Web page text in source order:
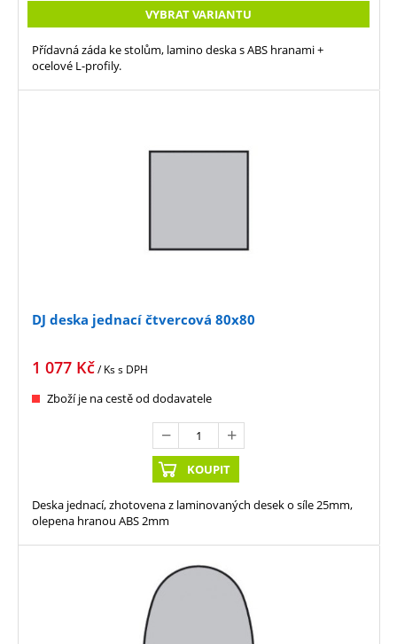
VYBRAT VARIANTU
Přídavná záda ke stolům, lamino deska s ABS hranami +
ocelové L-profily.
DJ deska jednací čtvercová 80x80
1 077 Kč/ Kss DPH
Zboží je na cestě od dodavatele
KOUPIT
Deska jednací, zhotovena z laminovaných desek o síle 25mm,
olepena hranou ABS 2mm